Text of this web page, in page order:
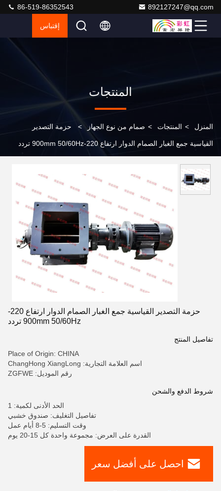
892127247@qq.com
86-519-86352543
إقتباس
المنتجات
المنزل > المنتجات > صمام من نوع الجهاز > حزمة التصدير
القياسية جمع الغبار الصمام الدوار ارتفاع 220-900mm 50/60Hz تردد
حزمة التصدير القياسية جمع الغبار الصمام الدوار ارتفاع 220-
900mm 50/60Hz تردد
تفاصيل المنتج
Place of Origin: CHINA
اسم العلامة التجارية: ChangHong XiangLong
رقم الموديل: ZGFWE
شروط الدفع والشحن
الحد الأدنى لكمية: 1
تفاصيل التغليف: صندوق خشبي
وقت التسليم: 5-8 أيام عمل
القدرة على العرض: مجموعة واحدة كل 15-20 يوم
احصل على أفضل سعر